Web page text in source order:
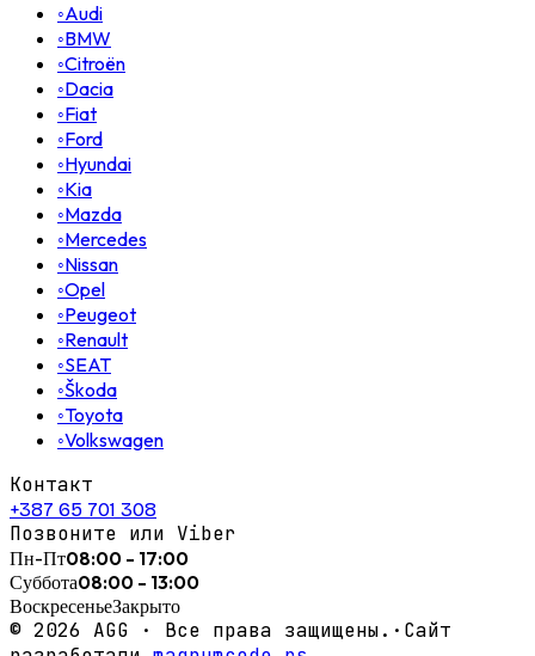
◦Audi
◦BMW
◦Citroën
◦Dacia
◦Fiat
◦Ford
◦Hyundai
◦Kia
◦Mazda
◦Mercedes
◦Nissan
◦Opel
◦Peugeot
◦Renault
◦SEAT
◦Škoda
◦Toyota
◦Volkswagen
Контакт
+387 65 701 308
Позвоните или Viber
Пн-Пт08:00 - 17:00
Суббота08:00 - 13:00
ВоскресеньеЗакрыто
© 2026 AGG · Все права защищены. · Сайт